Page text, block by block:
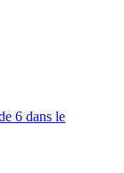
6 dans le